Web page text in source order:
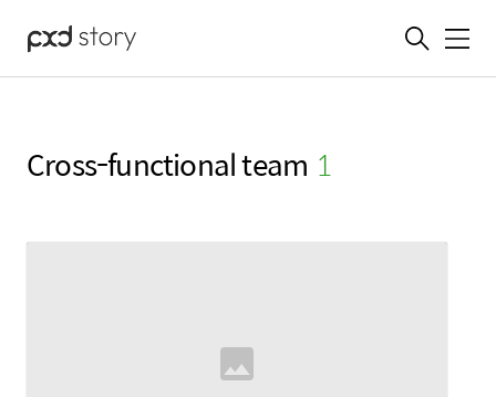
메뉴
Cross-functional team (1)